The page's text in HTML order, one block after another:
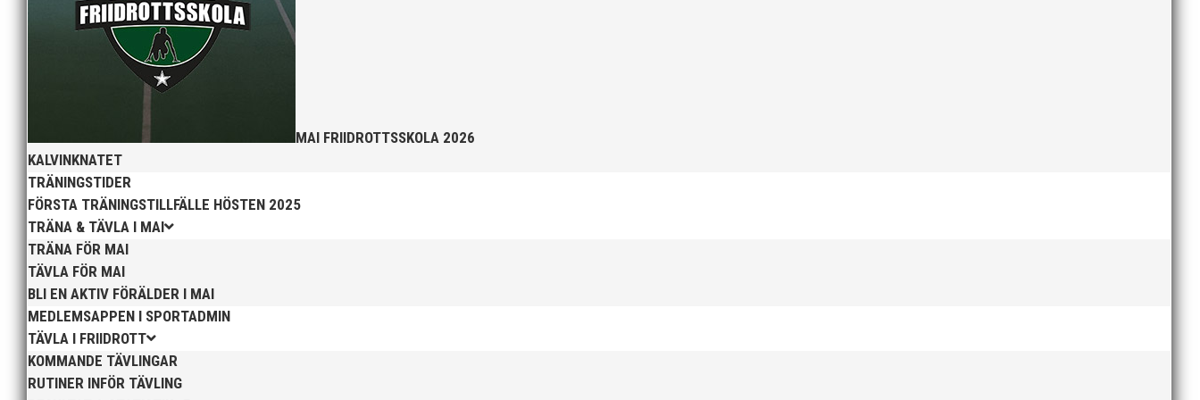
MAI FRIIDROTTSSKOLA 2026
KALVINKNATET
TRÄNINGSTIDER
FÖRSTA TRÄNINGSTILLFÄLLE HÖSTEN 2025
TRÄNA & TÄVLA I MAI
TRÄNA FÖR MAI
TÄVLA FÖR MAI
BLI EN AKTIV FÖRÄLDER I MAI
MEDLEMSAPPEN I SPORTADMIN
TÄVLA I FRIIDROTT
KOMMANDE TÄVLINGAR
RUTINER INFÖR TÄVLING
Publicerat tidigare
Nu kan du se när första och sista träningstillfälle för Hösten 2024. Klicka här!